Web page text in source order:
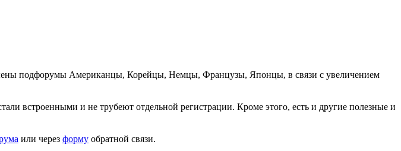
подфорумы Американцы, Корейцы, Немцы, Французы, Японцы, в связи с увеличением
встроенными и не трубеют отдельной регистрации. Кроме этого, есть и другие полезные и
или через форму обратной связи.